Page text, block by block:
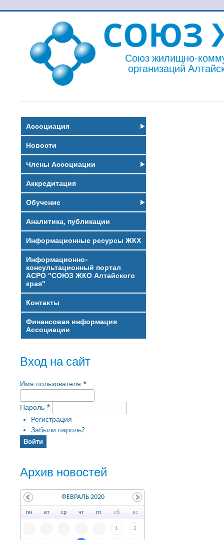
СОЮЗ
Союз жилищно-
организаций
Ассоциация
Новости
Члены Ассоциации
Аккредитация
Обучение
Аналитика, публикации
Информационные ресурсы ЖКХ
Информационно-
консультационный портал
АСРО "СОЮЗ ЖКО Алтайского
края"
Контакты
Финансовая информация
Ассоциации
Вход на сайт
Имя пользователя *
Пароль *
Регистрация
Забыли пароль?
Архив новостей
пн вт ср чт пт сб вс
1 2
ФЕВРАЛЬ 2020